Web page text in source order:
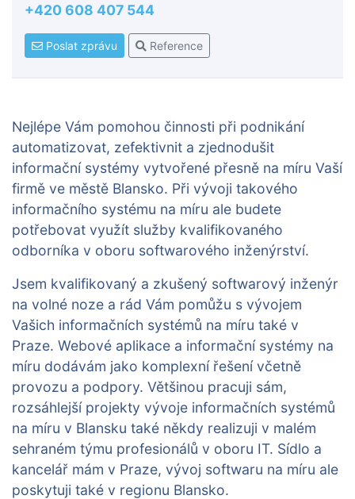
+420 608 407 544
Poslat zprávu Reference
Nejlépe Vám pomohou činnosti při podnikání
automatizovat, zefektivnit a zjednodušit
informační systémy vytvořené přesně na míru Vaší
firmě ve městě Blansko. Při vývoji takového
informačního systému na míru ale budete
potřebovat využít služby kvalifikovaného
odborníka v oboru softwarového inženýrství.
Jsem kvalifikovaný a zkušený softwarový inženýr
na volné noze a rád Vám pomůžu s vývojem
Vašich informačních systémů na míru také v
Praze. Webové aplikace a informační systémy na
míru dodávám jako komplexní řešení včetně
provozu a podpory. Většinou pracuji sám,
rozsáhlejší projekty vývoje informačních systémů
na míru v Blansku také někdy realizuji v malém
sehraném týmu profesionálů v oboru IT. Sídlo a
kancelář mám v Praze, vývoj softwaru na míru ale
poskytuji také v regionu Blansko.